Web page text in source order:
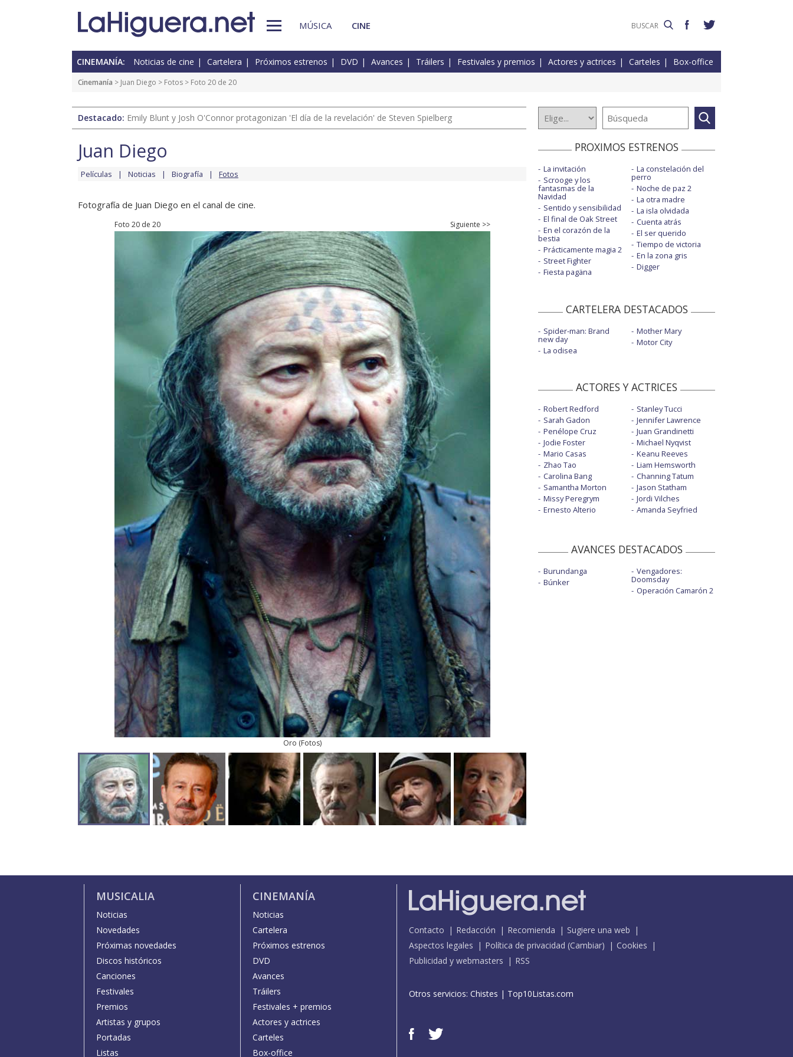
MÚSICA CINE
CINEMANÍA: Noticias de cine Cartelera Próximos estrenos DVD Avances Tráilers Festivales y premios Actores y actrices Carteles Box-office
Cinemanía > Juan Diego > Fotos > Foto 20 de 20
Destacado: Emily Blunt y Josh O'Connor protagonizan 'El día de la revelación' de Steven Spielberg
Juan Diego
Películas Noticias Biografía Fotos
Fotografía de Juan Diego en el canal de cine.
Foto 20 de 20 Siguiente >>
Oro (Fotos)
PROXIMOS ESTRENOS
La invitación
Scrooge y los
fantasmas de la
Navidad
Sentido y sensibilidad
El final de Oak Street
En el corazón de la
bestia
Prácticamente magia 2
Street Fighter
Fiesta pagäna
La constelación del
perro
Noche de paz 2
La otra madre
La isla olvidada
Cuenta atrás
El ser querido
Tiempo de victoria
En la zona gris
Digger
CARTELERA DESTACADOS
Spider-man: Brand
new day
La odisea
Mother Mary
Motor City
ACTORES Y ACTRICES
Robert Redford
Sarah Gadon
Penélope Cruz
Jodie Foster
Mario Casas
Zhao Tao
Carolina Bang
Samantha Morton
Missy Peregrym
Ernesto Alterio
Stanley Tucci
Jennifer Lawrence
Juan Grandinetti
Michael Nyqvist
Keanu Reeves
Liam Hemsworth
Channing Tatum
Jason Statham
Jordi Vilches
Amanda Seyfried
AVANCES DESTACADOS
Burundanga
Búnker
Vengadores:
Doomsday
Operación Camarón 2
MUSICALIA
Noticias
Novedades
Próximas novedades
Discos históricos
Canciones
Festivales
Premios
Artistas y grupos
Portadas
Listas
CINEMANÍA
Noticias
Cartelera
Próximos estrenos
DVD
Avances
Tráilers
Festivales + premios
Actores y actrices
Carteles
Box-office
Contacto Redacción Recomienda
Sugiere una web
Aspectos legales
Política de privacidad (Cambiar)
Cookies
Publicidad y webmasters
RSS
Otros servicios: Chistes | Top10Listas.com